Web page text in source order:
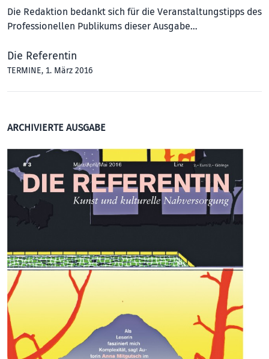
Die Redaktion bedankt sich für die Veranstaltungstipps des
Professionellen Publikums dieser Ausgabe…
Die Referentin
TERMINE, 1. März 2016
ARCHIVIERTE AUSGABE